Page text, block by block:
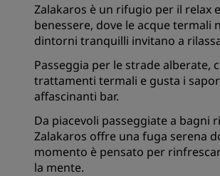
Zalakaros è un rifugio per il relax
benessere, dove le acque termali
dintorni tranquilli invitano a
Passeggia per le strade alberate,
trattamenti termali e gusta i
affascinanti bar.
Da piacevoli passeggiate a bagni
Zalakaros offre una fuga serena
momento è pensato per
la mente.